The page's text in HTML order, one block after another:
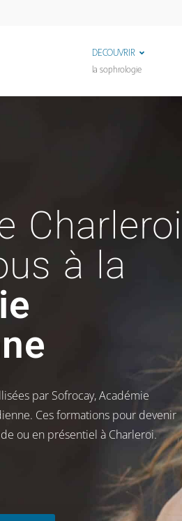
DECOUVRIR
la sophrologie
Charleroi
à la
par Sofrocay, Académie
Ces formations pour devenir
ou en présentiel à Charleroi.